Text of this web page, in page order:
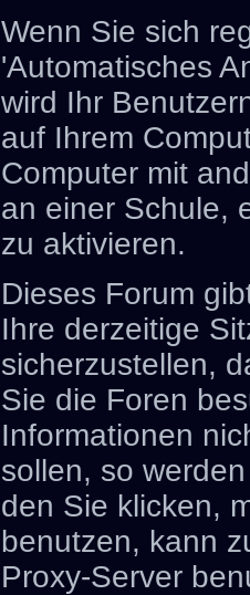
Wenn Sie sich
'Automatisches
wird Ihr
auf Ihrem
Computer mit
an einer Schule,
zu aktivieren.
Dieses Forum
Ihre derzeitige
sicherzustellen,
Sie die Foren
Informationen
sollen, so
den Sie klicken,
benutzen, kann
Proxy-Server